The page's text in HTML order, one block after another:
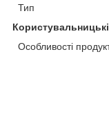
Тип
Особливості